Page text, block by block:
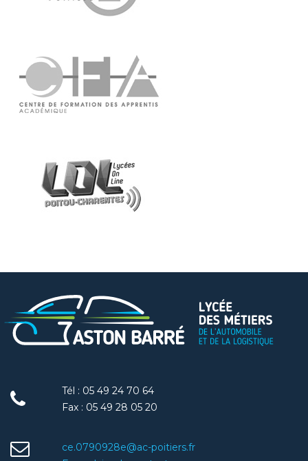
Tél : 05 49 24 70 64
Fax : 05 49 28 05 20
ce.0790928e@ac-poitiers.fr